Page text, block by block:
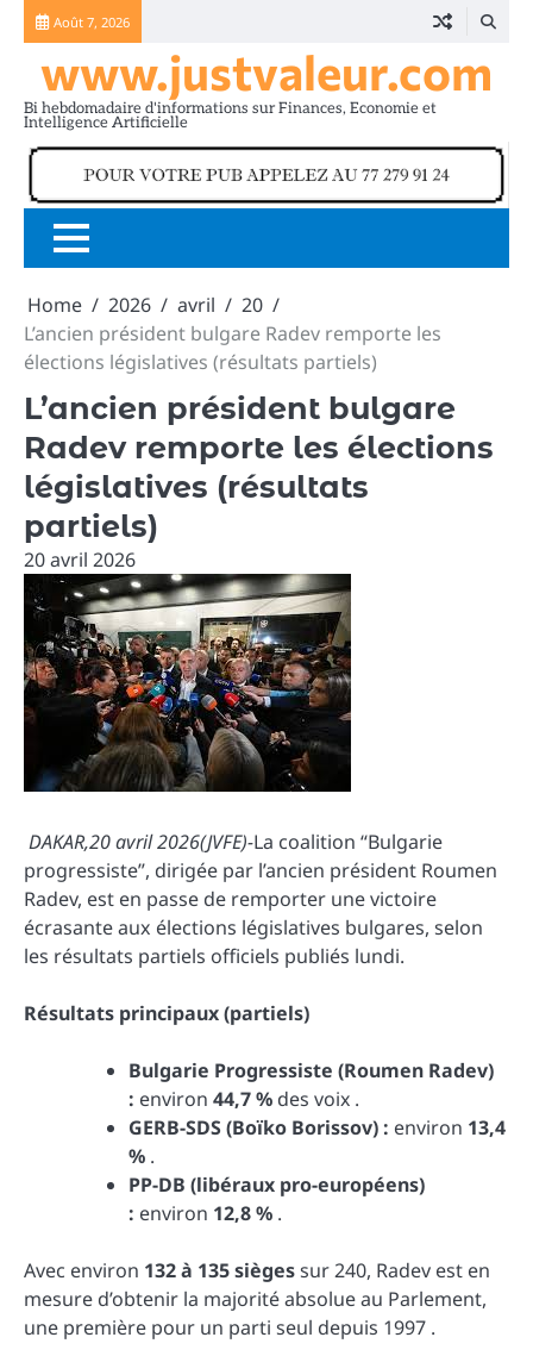
Skip
content
Août 7, 2026
www.justvaleur.com
Bi hebdomadaire d'informations sur Finances, Economie et
Intelligence Artificielle
Home 2026 avril
20
L’ancien président bulgare Radev remporte les
élections législatives (résultats partiels)
L’ancien président bulgare
Radev remporte les élections
législatives (résultats
partiels)
20 avril 2026
DAKAR,20 avril 2026(JVFE)-La coalition “Bulgarie
progressiste”, dirigée par l’ancien président Roumen
Radev, est en passe de remporter une victoire
écrasante aux élections législatives bulgares, selon
les résultats partiels officiels publiés lundi.
Résultats principaux (partiels)
Bulgarie Progressiste (Roumen Radev)
: environ 44,7 % des voix .
GERB-SDS (Boïko Borissov) : environ 13,4
% .
PP-DB (libéraux pro-européens)
: environ 12,8 % .
Avec environ 132 à 135 siègessur 240, Radev est en
mesure d’obtenir la majorité absolue au Parlement,
une première pour un parti seul depuis 1997 .